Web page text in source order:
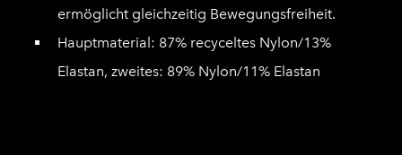
ermöglicht gleichzeitig Bewegungsfreiheit.
Hauptmaterial: 87% recyceltes Nylon/13%
Elastan, zweites: 89% Nylon/11% Elastan